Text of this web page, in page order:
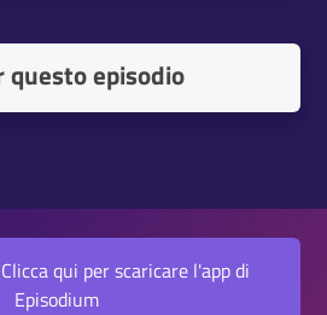
episodio
qui per scaricare l'app di
Episodium